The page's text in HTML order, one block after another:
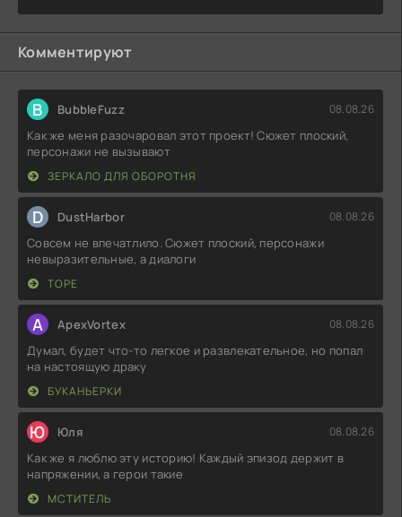
Комментируют
B BubbleFuzz 08.08.26
Как же меня разочаровал этот проект! Сюжет плоский,
персонажи не вызывают
ЗЕРКАЛО ДЛЯ ОБОРОТНЯ
D DustHarbor 08.08.26
Совсем не впечатлило. Сюжет плоский, персонажи
невыразительные, а диалоги
ТОРЕ
A ApexVortex 08.08.26
Думал, будет что-то легкое и развлекательное, но попал
на настоящую драку
БУКАНЬЕРКИ
Ю Юля 08.08.26
Как же я люблю эту историю! Каждый эпизод держит в
напряжении, а герои такие
МСТИТЕЛЬ